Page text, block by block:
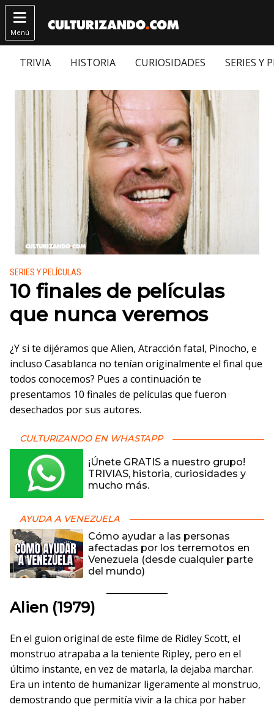

Menú
TRIVIA HISTORIA CURIOSIDADES SERIES Y
Publicado en:
SERIES Y PELÍCULAS
10 finales de películas
que nunca veremos
¿Y si te dijéramos que Alien, Atracción fatal, Pinocho, e
incluso Casablanca no tenían originalmente el final que
todos conocemos? Pues a continuación te
presentamos 10 finales de películas que fueron
desechados por sus autores.
CULTURIZANDO EN WHASTAPP
¡Únete GRATIS a nuestro grupo!
TRIVIAS, historia, curiosidades y
mucho más.
AYUDA A VENEZUELA
Cómo ayudar a las personas
afectadas por los terremotos en
Venezuela (desde cualquier parte
del mundo)
Alien (1979)
En el guion original de este filme de Ridley Scott, el
monstruo atrapaba a la teniente Ripley, pero en el
último instante, en vez de matarla, la dejaba marchar.
Era un intento de humanizar ligeramente al monstruo,
demostrando que permitía vivir a la chica por haber